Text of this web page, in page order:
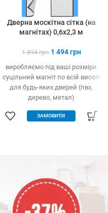
Дверна москітна сітка (на
магнітах) 0,6х2,3 м
1 894грн 1 494грн
виробляємо під ваші розміри
суцільний магніт по всій висоті
для будь-яких дверей (пвх,
дерево, метал)
інструменту
міцний та якісний матеріал
ЗАМОВИТИ